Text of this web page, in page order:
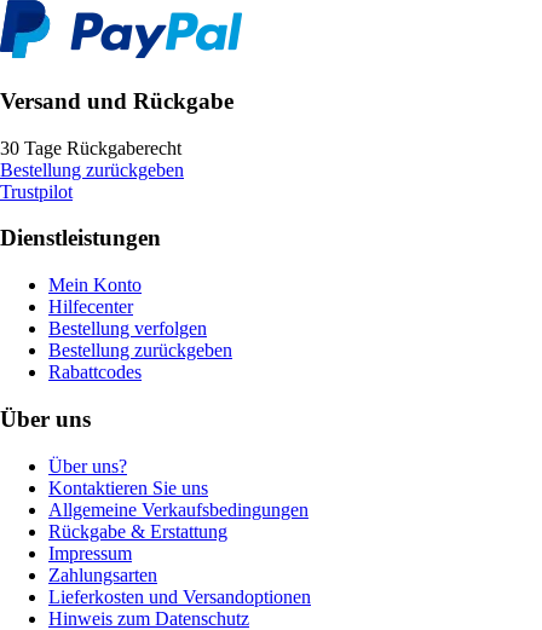
Versand und Rückgabe
30 Tage Rückgaberecht
Bestellung zurückgeben
Trustpilot
Dienstleistungen
Mein Konto
Hilfecenter
Bestellung verfolgen
Bestellung zurückgeben
Rabattcodes
Über uns
Über uns?
Kontaktieren Sie uns
Allgemeine Verkaufsbedingungen
Rückgabe & Erstattung
Impressum
Zahlungsarten
Lieferkosten und Versandoptionen
Hinweis zum Datenschutz